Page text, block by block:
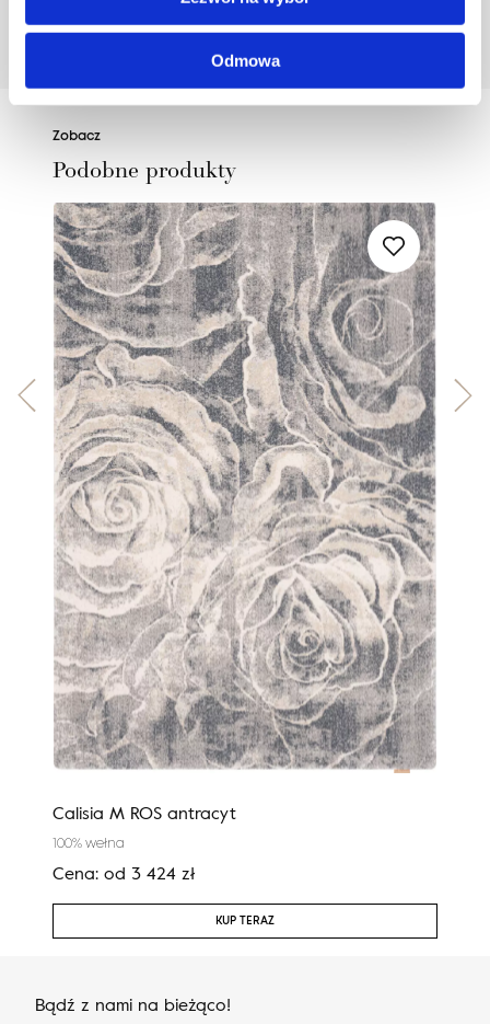
Odmowa
POZNAJ PROJEKTANTA
Zobacz
Podobne produkty
Calisia M ROS antracyt
100% wełna
Cena: od 3 424 zł
KUP TERAZ
Bądź z nami na bieżąco!